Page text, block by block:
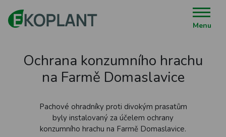
Menu
Ochrana konzumního hrachu
na Farmě Domaslavice
Pachové ohradníky proti divokým prasatům
byly instalovaný za účelem ochrany
konzumního hrachu na Farmě Domaslavice.